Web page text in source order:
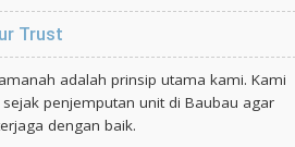
Trust
adalah prinsip utama kami. Kami
penjemputan unit di Baubau agar
dengan baik.